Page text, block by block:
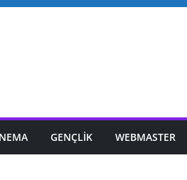
GENÇLIK WEBMASTER